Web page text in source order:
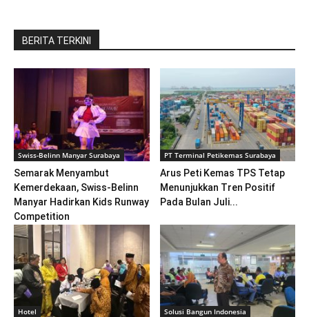
BERITA TERKINI
Swiss-Belinn Manyar Surabaya
Semarak Menyambut
Kemerdekaan, Swiss-Belinn
Manyar Hadirkan Kids Runway
Competition
PT Terminal Petikemas Surabaya
Arus Peti Kemas TPS Tetap
Menunjukkan Tren Positif
Pada Bulan Juli...
Hotel Solusi Bangun Indonesia